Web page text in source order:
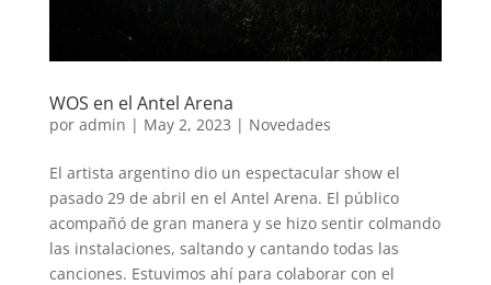
WOS en el Antel Arena
por admin | May 2, 2023 | Novedades
El artista argentino dio un espectacular show el
pasado 29 de abril en el Antel Arena. El público
acompañó de gran manera y se hizo sentir colmando
las instalaciones, saltando y cantando todas las
canciones. Estuvimos ahí para colaborar con el